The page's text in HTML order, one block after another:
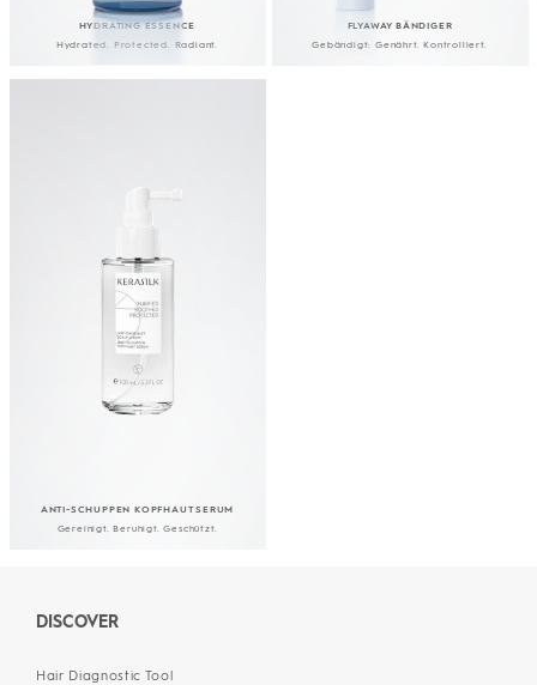
HYDRATING ESSENCE
Hydrated. Protected. Radiant.
FLYAWAY BÄNDIGER
Gebändigt: Genährt. Kontrolliert.
ANTI-SCHUPPEN KOPFHAUT SERUM
Gereinigt. Beruhigt. Geschützt.
DISCOVER
Hair Diagnostic Tool